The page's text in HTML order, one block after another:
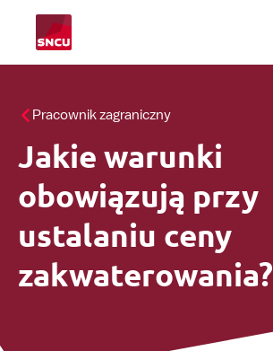
Przejdź
głównejTematy
Dochodzenia
O nas
Pracownik zagraniczny
Jakie warunki
obowiązują przy
ustalaniu ceny
zakwaterowania?